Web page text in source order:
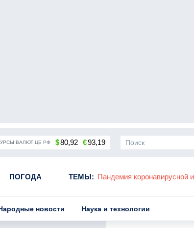
ВАЛЮТ ЦБ РФ $80,92 €93,19
ПОГОДА ТЕМЫ:
Кузбасса Пандемия коронавирусной
новости Наука и технологии